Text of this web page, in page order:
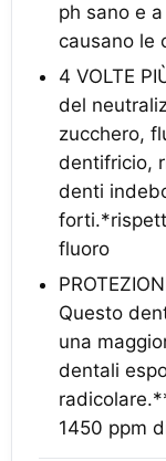
ph sano e
causano le
4 VOLTE
del
zucchero,
dentifricio,
denti
fluoro
Questo
una
dentali
1450 ppm